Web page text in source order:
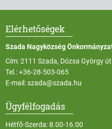
Elérhetőségek
Szada Nagyközség
Cím: 2111 Szada, Dózsa György
Tel.:+36-28-503-065
E-mail:szada@szada.hu
Ügyfélfogadás
Hétfő-Szerda: 8.00-16.00